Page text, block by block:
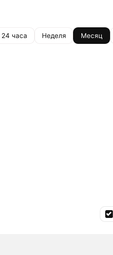
24 часа Неделя Месяц